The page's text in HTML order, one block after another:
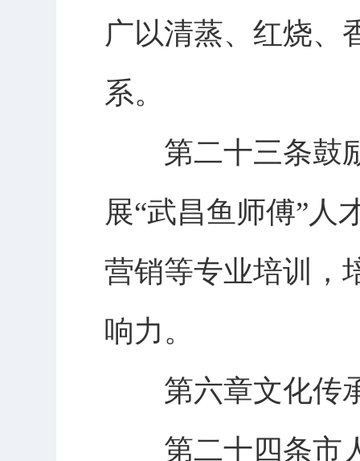
广以清蒸、红烧、
系。
第二十三条鼓励
展“武昌鱼师傅”人
营销等专业培训，
响力。
第六章文化传
第二十四条市人